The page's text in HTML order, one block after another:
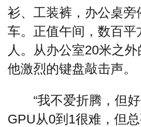
衫、工装裤，办公桌
车。正值午间，数百
人。从办公室20米之
他激烈的键盘敲击声。
“我不爱折腾，但
GPU从0到1很难，但